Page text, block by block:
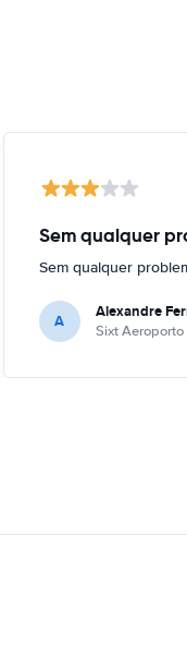
Sem qualquer
Sem qualquer
A Alexandre
Sixt